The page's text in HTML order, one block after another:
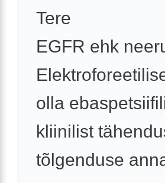
Tere
EGFR ehk
olla
kliinilist
tõlgenduse